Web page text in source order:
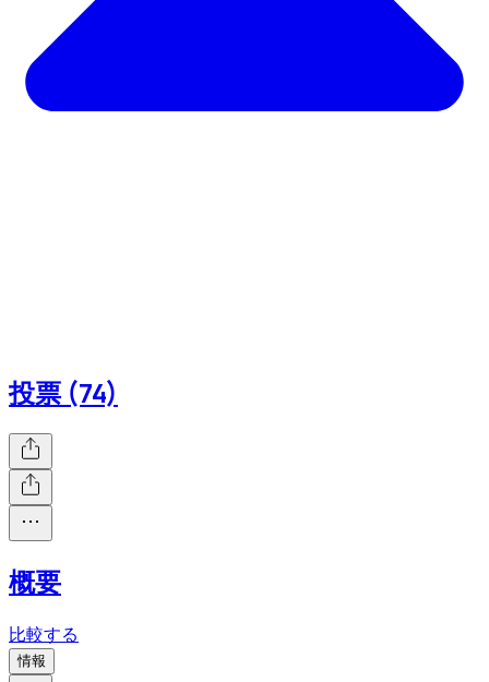
投票 (74)
概要
比較する
情報